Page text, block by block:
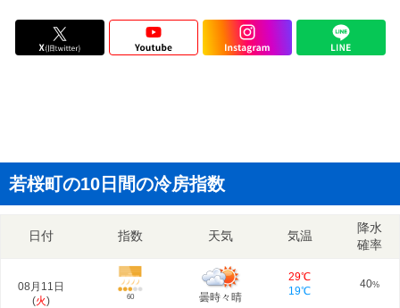
若桜町の10日間の冷房指数
日付 指数 天気 気温
降水
確率
08月11日
(火) 60 曇時々晴
29℃
19℃
40%